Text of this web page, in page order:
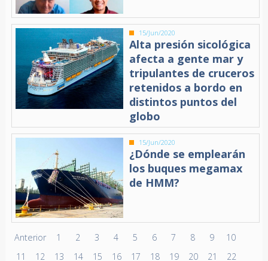
15/Jun/2020
Alta presión sicológica
afecta a gente mar y
tripulantes de cruceros
retenidos a bordo en
distintos puntos del
globo
15/Jun/2020
¿Dónde se emplearán
los buques megamax
de HMM?
Anterior 1 2 3 4 5 6 7 8 9
10
11
12 13 14 15 16 17 18 19 20 21 22